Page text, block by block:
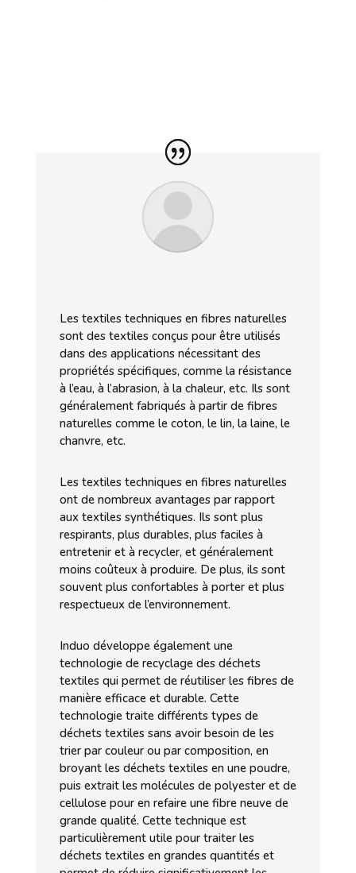
Les textiles techniques en fibres naturelles
sont des textiles conçus pour être utilisés
dans des applications nécessitant des
propriétés spécifiques, comme la résistance
à l’eau, à l’abrasion, à la chaleur, etc. Ils sont
généralement fabriqués à partir de fibres
naturelles comme le coton, le lin, la laine, le
chanvre, etc.
Les textiles techniques en fibres naturelles
ont de nombreux avantages par rapport
aux textiles synthétiques. Ils sont plus
respirants, plus durables, plus faciles à
entretenir et à recycler, et généralement
moins coûteux à produire. De plus, ils sont
souvent plus confortables à porter et plus
respectueux de l’environnement.
Induo développe également une
technologie de recyclage des déchets
textiles qui permet de réutiliser les fibres de
manière efficace et durable. Cette
technologie traite différents types de
déchets textiles sans avoir besoin de les
trier par couleur ou par composition, en
broyant les déchets textiles en une poudre,
puis extrait les molécules de polyester et de
cellulose pour en refaire une fibre neuve de
grande qualité. Cette technique est
particulièrement utile pour traiter les
déchets textiles en grandes quantités et